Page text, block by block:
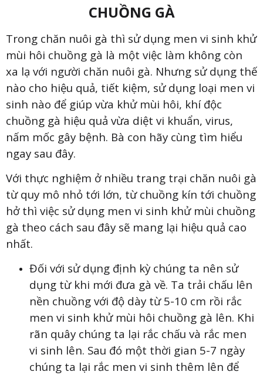
CHUỒNG GÀ
Trong chăn nuôi gà thì sử dụng men vi sinh khử
mùi hôi chuồng gà là một việc làm không còn
xa lạ với người chăn nuôi gà. Nhưng sử dụng thế
nào cho hiệu quả, tiết kiệm, sử dụng loại men vi
sinh nào để giúp vừa khử mùi hôi, khí độc
chuồng gà hiệu quả vừa diệt vi khuẩn, virus,
nấm mốc gây bệnh. Bà con hãy cùng tìm hiểu
ngay sau đây.
Với thực nghiệm ở nhiều trang trại chăn nuôi gà
từ quy mô nhỏ tới lớn, từ chuồng kín tới chuồng
hở thì việc sử dụng men vi sinh khử mùi chuồng
gà theo cách sau đây sẽ mang lại hiệu quả cao
nhất.
Đối với sử dụng định kỳ chúng ta nên sử
dụng từ khi mới đưa gà về. Ta trải chấu lên
nền chuồng với độ dày từ 5-10 cm rồi rắc
men vi sinh khử mùi hôi chuồng gà lên. Khi
rãn quây chúng ta lại rắc chấu và rắc men
vi sinh lên. Sau đó một thời gian 5-7 ngày
chúng ta lại rắc men vi sinh thêm lên để